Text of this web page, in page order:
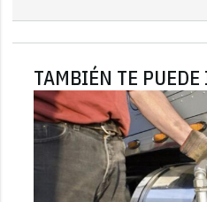
TAMBIÉN TE PUEDE